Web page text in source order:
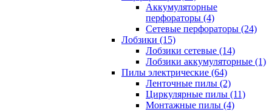
Аккумуляторные
перфораторы (4)
Сетевые перфораторы (24)
Лобзики (15)
Лобзики сетевые (14)
Лобзики аккумуляторные (1)
Пилы электрические (64)
Ленточные пилы (2)
Циркулярные пилы (11)
Монтажные пилы (4)